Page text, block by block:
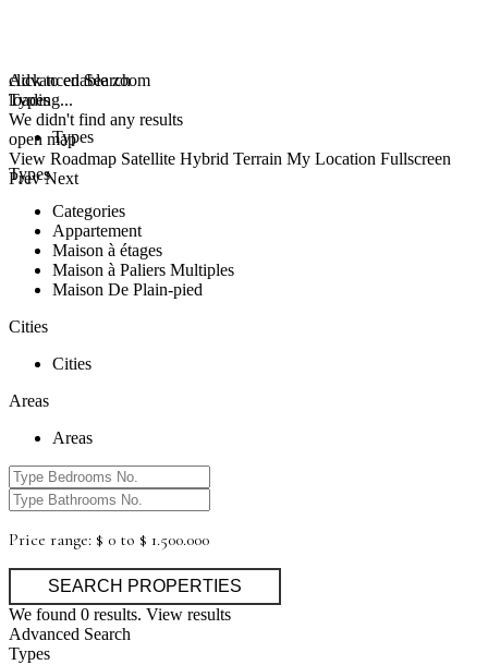
click to enable zoom
loading...
We didn't find any results
open map
View Roadmap Satellite Hybrid Terrain My Location Fullscreen
Prev Next
Advanced Search
Types
Types
Types
Categories
Appartement
Maison à étages
Maison à Paliers Multiples
Maison De Plain-pied
Cities
Cities
Areas
Areas
Price range: $ 0 to $ 1.500.000
We found 0 results. View results
Advanced Search
Types